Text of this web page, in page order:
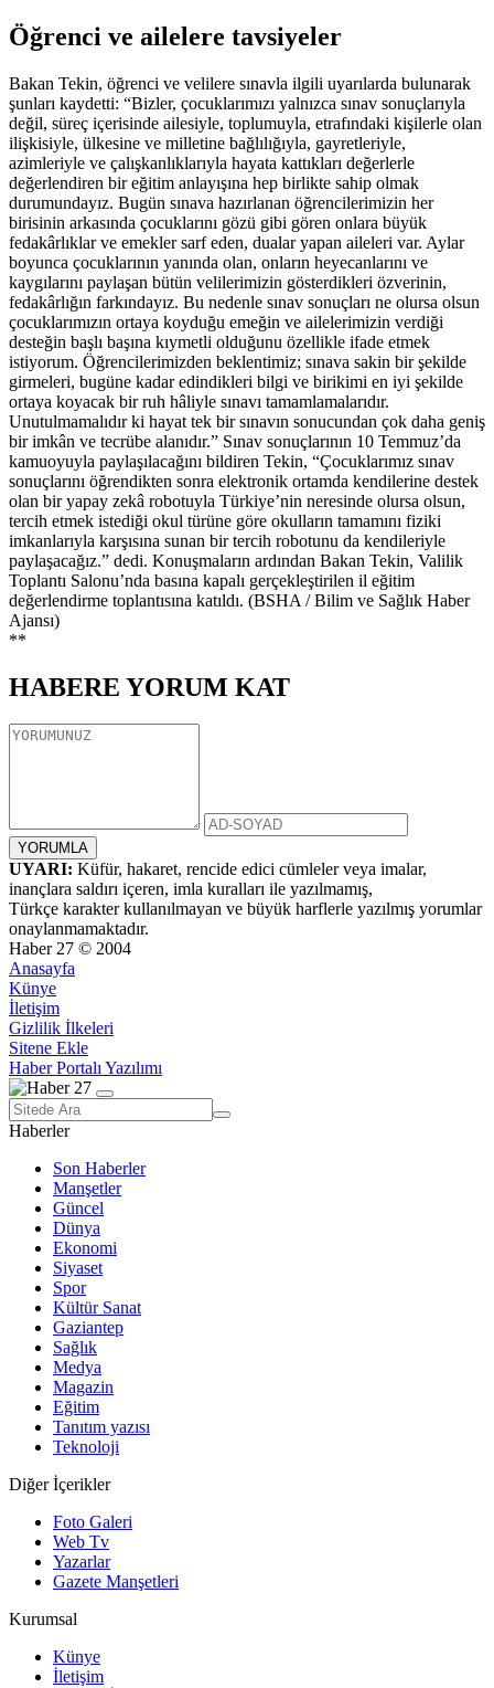
Öğrenci ve ailelere tavsiyeler
Bakan Tekin, öğrenci ve velilere sınavla ilgili uyarılarda bulunarak
şunları kaydetti: “Bizler, çocuklarımızı yalnızca sınav sonuçlarıyla
değil, süreç içerisinde ailesiyle, toplumuyla, etrafındaki kişilerle olan
ilişkisiyle, ülkesine ve milletine bağlılığıyla, gayretleriyle,
azimleriyle ve çalışkanlıklarıyla hayata kattıkları değerlerle
değerlendiren bir eğitim anlayışına hep birlikte sahip olmak
durumundayız. Bugün sınava hazırlanan öğrencilerimizin her
birisinin arkasında çocuklarını gözü gibi gören onlara büyük
fedakârlıklar ve emekler sarf eden, dualar yapan aileleri var. Aylar
boyunca çocuklarının yanında olan, onların heyecanlarını ve
kaygılarını paylaşan bütün velilerimizin gösterdikleri özverinin,
fedakârlığın farkındayız. Bu nedenle sınav sonuçları ne olursa olsun
çocuklarımızın ortaya koyduğu emeğin ve ailelerimizin verdiği
desteğin başlı başına kıymetli olduğunu özellikle ifade etmek
istiyorum. Öğrencilerimizden beklentimiz; sınava sakin bir şekilde
girmeleri, bugüne kadar edindikleri bilgi ve birikimi en iyi şekilde
ortaya koyacak bir ruh hâliyle sınavı tamamlamalarıdır.
Unutulmamalıdır ki hayat tek bir sınavın sonucundan çok daha geniş
bir imkân ve tecrübe alanıdır.” Sınav sonuçlarının 10 Temmuz’da
kamuoyuyla paylaşılacağını bildiren Tekin, “Çocuklarımız sınav
sonuçlarını öğrendikten sonra elektronik ortamda kendilerine destek
olan bir yapay zekâ robotuyla Türkiye’nin neresinde olursa olsun,
tercih etmek istediği okul türüne göre okulların tamamını fiziki
imkanlarıyla karşısına sunan bir tercih robotunu da kendileriyle
paylaşacağız.” dedi. Konuşmaların ardından Bakan Tekin, Valilik
Toplantı Salonu’nda basına kapalı gerçekleştirilen il eğitim
değerlendirme toplantısına katıldı. (BSHA / Bilim ve Sağlık Haber
Ajansı)
**
HABERE YORUM KAT
UYARI: Küfür, hakaret, rencide edici cümleler veya imalar,
inançlara saldırı içeren, imla kuralları ile yazılmamış,
Türkçe karakter kullanılmayan ve büyük harflerle yazılmış yorumlar
onaylanmamaktadır.
Haber 27 © 2004
Anasayfa
Künye
İletişim
Gizlilik İlkeleri
Sitene Ekle
Haber Portalı Yazılımı
Haberler
Son Haberler
Manşetler
Güncel
Dünya
Ekonomi
Siyaset
Spor
Kültür Sanat
Gaziantep
Sağlık
Medya
Magazin
Eğitim
Tanıtım yazısı
Teknoloji
Diğer İçerikler
Foto Galeri
Web Tv
Yazarlar
Gazete Manşetleri
Kurumsal
Künye
İletişim